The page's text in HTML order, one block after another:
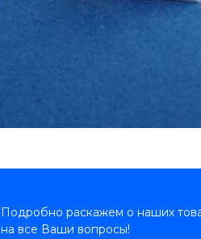
Подробно раскажем о наших
на все Ваши вопросы!